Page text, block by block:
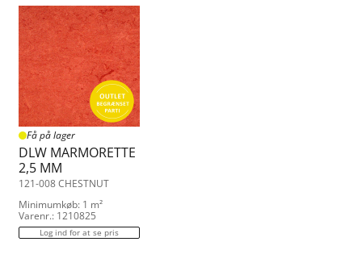
Få på lager
DLW MARMORETTE
2,5 MM
121-008 CHESTNUT
Minimumkøb: 1 m²
Varenr.: 1210825
Log ind for at se pris